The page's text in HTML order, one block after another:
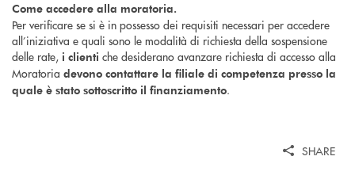
Come accedere alla moratoria.
Per verificare se si è in possesso dei requisiti necessari per accedere
all’iniziativa e quali sono le modalità di richiesta della sospensione
delle rate, i clienti che desiderano avanzare richiesta di accesso alla
Moratoria devono contattare la filiale di competenza presso la
quale è stato sottoscritto il finanziamento.
SHARE